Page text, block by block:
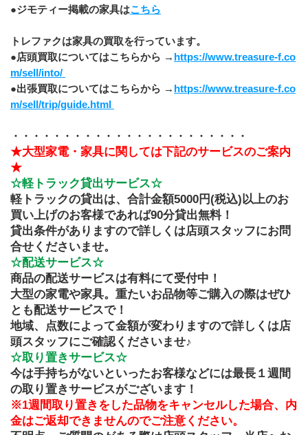
●ジモティー掲載の家具はこちら
﻿トレファクは家具の買取を行っています。
●店頭買取についてはこちらから → https://www.treasure-f.co
m/sell/into/
●出張買取についてはこちらから → https://www.treasure-f.co
m/sell/trip/guide.html
・・・・・・・・・・・・・・・・・・・・・・・
★大型家電・家具に関しては下記のサービスのご案内
★
☆軽トラック貸出サービス☆
軽トラックの貸出は、合計金額5000円(税込)以上のお
買い上げのお客様であれば90分貸出無料！
貸出条件がありますので詳しくは店頭スタッフにお問
合せくださいませ。
☆配送サービス☆
商品の配送サービスは有料にて受付中！
大型の家電や家具。重たいお品物等ご購入の際はぜひ
とも配送サービスで！
地域、点数によって金額が変わりますので詳しくは店
頭スタッフにご確認くださいませ♪
☆取り置きサービス☆
今は手持ちがないといったお客様などには最長１週間
の取り置きサービスがございます！
※1週間取り置きをした品物をキャンセルした場合、内
金はご返却できませんのでご注意ください。